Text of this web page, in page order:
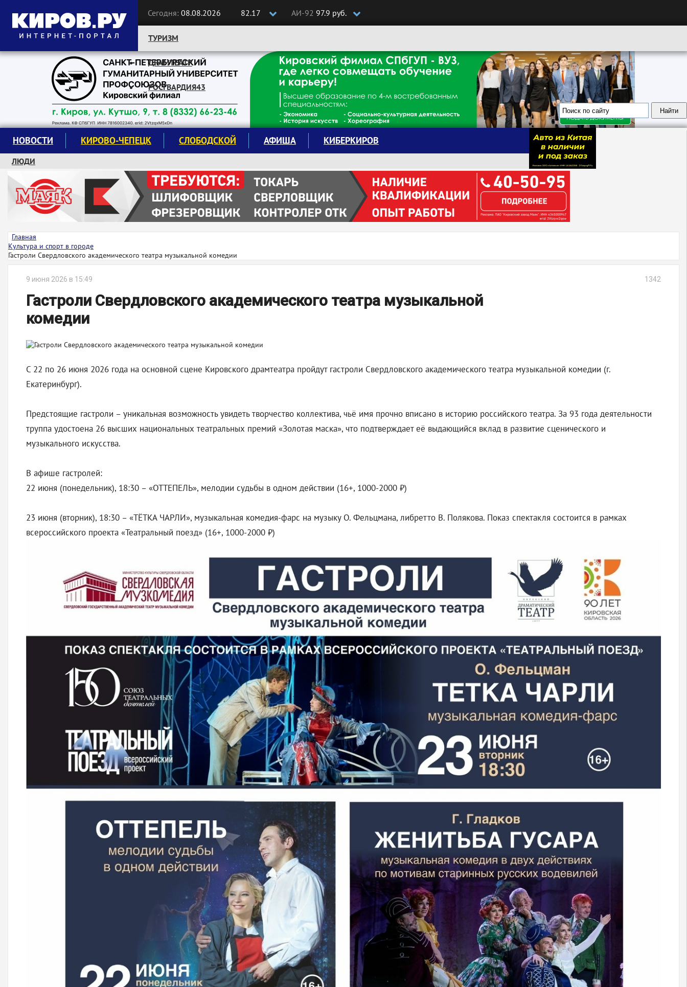
Сегодня: 08.08.2026 82.17 АИ-92 97.9 руб.
Следите за новостями:
ТУРИЗМ
ДРАМТЕАТР
РОСГВАРДИЯ43
НОВОСТИ КИРОВО-ЧЕПЕЦК СЛОБОДСКОЙ АФИША КИБЕРКИРОВ
ЛЮДИ
КРУЖКИ И СЕКЦИИ
ЗАВОДУ "МАЯК" 85 ЛЕТ
ЭКОЛОГИЯ
Главная
Культура и спорт в городе
Гастроли Свердловского академического театра музыкальной комедии
9 июня 2026 в 15:49 1342
Гастроли Свердловского академического театра музыкальной
комедии
С 22 по 26 июня 2026 года на основной сцене Кировского драмтеатра пройдут гастроли Свердловского академического театра музыкальной комедии (г.
Екатеринбург).
Предстоящие гастроли – уникальная возможность увидеть творчество коллектива, чьё имя прочно вписано в историю российского театра. За 93 года деятельности
труппа удостоена 26 высших национальных театральных премий «Золотая маска», что подтверждает её выдающийся вклад в развитие сценического и
музыкального искусства.
В афише гастролей:
22 июня (понедельник), 18:30 – «ОТТЕПЕЛЬ», мелодии судьбы в одном действии (16+, 1000-2000 ₽)
23 июня (вторник), 18:30 – «ТЁТКА ЧАРЛИ», музыкальная комедия-фарс на музыку О. Фельцмана, либретто В. Полякова. Показ спектакля состоится в рамках
всероссийского проекта «Театральный поезд» (16+, 1000-2000 ₽)